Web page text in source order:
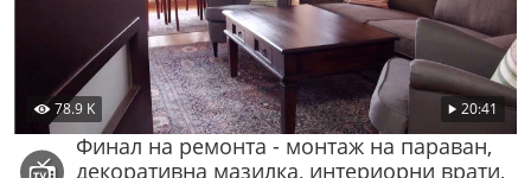
78.9 K 20:41
Финал на ремонта - монтаж на параван,
декоративна мазилка, интериорни врати,